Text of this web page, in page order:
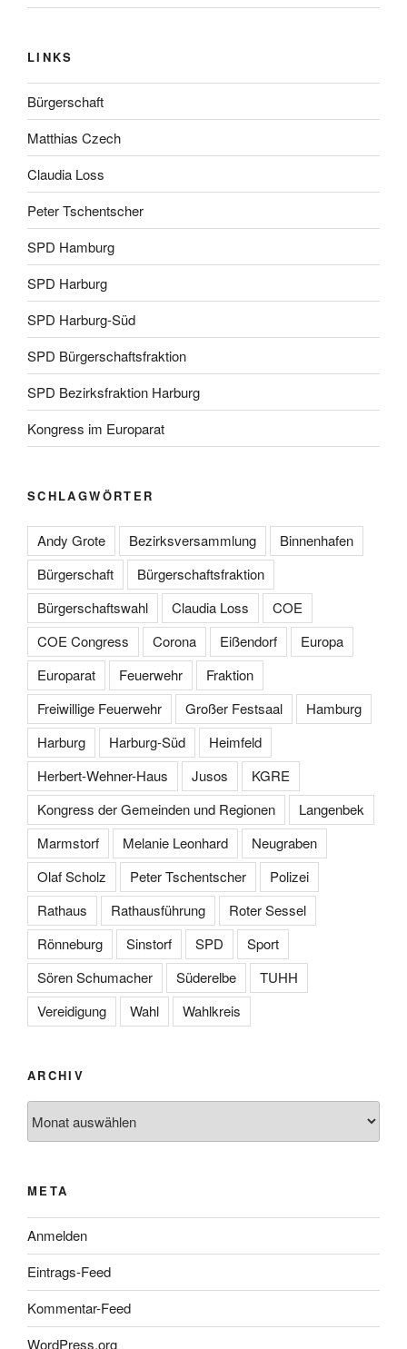
LINKS
Bürgerschaft
Matthias Czech
Claudia Loss
Peter Tschentscher
SPD Hamburg
SPD Harburg
SPD Harburg-Süd
SPD Bürgerschaftsfraktion
SPD Bezirksfraktion Harburg
Kongress im Europarat
SCHLAGWÖRTER
Andy Grote Bezirksversammlung
Binnenhafen
Bürgerschaft
Bürgerschaftsfraktion
Bürgerschaftswahl
Claudia Loss
COE
COE Congress
Corona Eißendorf
Europa
Europarat
Feuerwehr
Fraktion
Freiwillige Feuerwehr
Großer Festsaal
Hamburg
Harburg
Harburg-Süd
Heimfeld
Herbert-Wehner-Haus
Jusos
KGRE
Kongress der Gemeinden und Regionen
Langenbek
Marmstorf
Melanie Leonhard
Neugraben
Olaf Scholz
Peter Tschentscher
Polizei
Rathaus
Rathausführung
Roter Sessel
Rönneburg
Sinstorf SPD
Sport
Sören Schumacher
Süderelbe
TUHH
Vereidigung
Wahl Wahlkreis
ARCHIV
META
Anmelden
Eintrags-Feed
Kommentar-Feed
WordPress.org